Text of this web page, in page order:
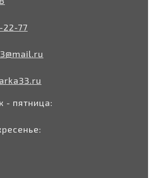
77
- пятница: